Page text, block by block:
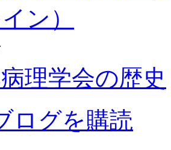
ン）
理学会の歴史
ログを購読